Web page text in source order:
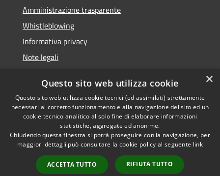
Amministrazione trasparente
Whistleblowing
Informativa privacy
Note legali
Segnalazioni di inaccessibilità
RSS
Accessibilità
Copyright © 2026 • Comune di
Finale Ligure • Powered by
Municipium•
Accesso
×
Questo sito web utilizza cookie
Questo sito web utilizza cookie tecnici (ed assimilati) strettamente
necessari al corretto funzionamento e alla navigazione del sito ed un
cookie tecnico analitico al solo fine di elaborare informazioni
statistiche, aggregate ed anonime.
Chiudendo questa finestra si potrà proseguire con la navigazione, per
maggiori dettagli può consultare la cookie policy al seguente link
ACCETTA TUTTO RIFIUTA TUTTO